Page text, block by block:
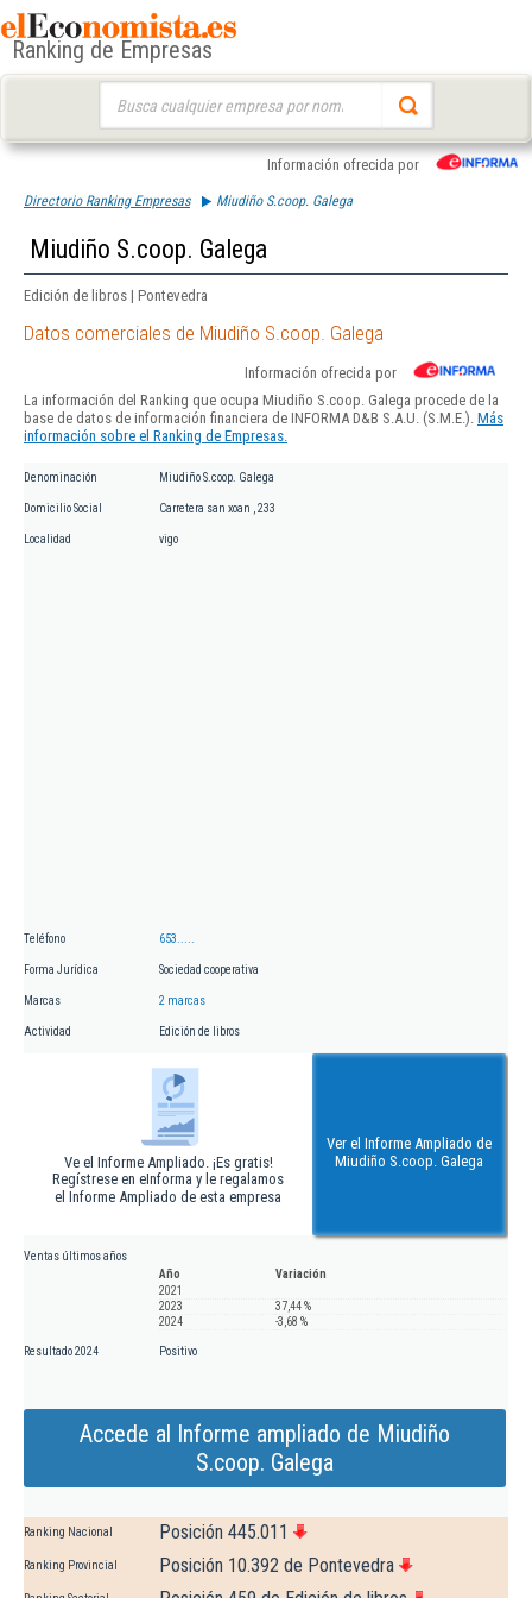
Ranking de Empresas
Información ofrecida por
Directorio Ranking Empresas Miudiño S.coop. Galega
Miudiño S.coop. Galega
Edición de libros | Pontevedra
Datos comerciales de Miudiño S.coop. Galega
Información ofrecida por
La información del Ranking que ocupa Miudiño S.coop. Galega procede de la
base de datos de información financiera de INFORMA D&B S.A.U. (S.M.E.). Más
información sobre el Ranking de Empresas.
Denominación Miudiño S.coop. Galega
Domicilio Social Carretera san xoan , 233
Localidad vigo
Teléfono 653.....
Forma Jurídica Sociedad cooperativa
Marcas 2 marcas
Actividad Edición de libros
Ve el Informe Ampliado. ¡Es gratis!
Regístrese en eInforma y le regalamos
el Informe Ampliado de esta empresa
Ver el Informe Ampliado de
Miudiño S.coop. Galega
Ventas últimos años
Año
Variación
2021
2023
37,44 %
2024
-3,68 %
Resultado 2024 Positivo
Accede al Informe ampliado de Miudiño
S.coop. Galega
Ranking Nacional Posición 445.011
Ranking Provincial Posición 10.392 de Pontevedra